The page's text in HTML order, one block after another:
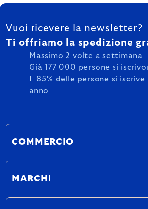
FOOTER
Vuoi ricevere la newsletter?
Ti offriamo la spedizione
Massimo 2 volte a settimana
Già 177 000 persone si
Il 85% delle persone si
anno
COMMERCIO
MARCHI